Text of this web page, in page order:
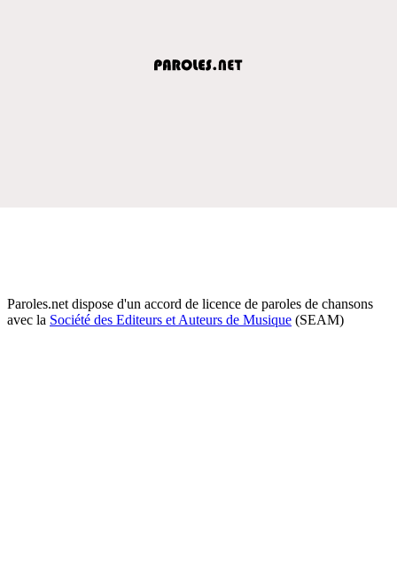
Paroles.net dispose d'un accord de licence de paroles de chansons
avec la Société des Editeurs et Auteurs de Musique (SEAM)